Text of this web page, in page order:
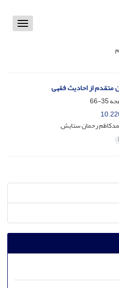
Toggle
از احادیث فقهی
35-66
رحمان ستایش